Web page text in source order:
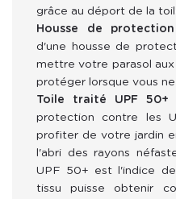
grâce au déport de la
Housse de
d'une housse de
mettre votre parasol
protéger lorsque vous ne
Toile traité UPF 50+
protection contre les
profiter de votre jardin
l'abri des rayons
UPF 50+ est l'indice
tissu puisse obtenir